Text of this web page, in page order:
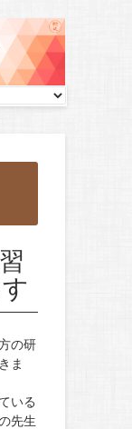
の研
ま
いる
先生